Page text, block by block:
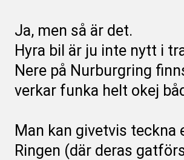
Ja, men så är det.
Hyra bil är ju inte nytt i
Nere på Nurburgring
verkar funka helt okej
Man kan givetvis teckna
Ringen (där deras